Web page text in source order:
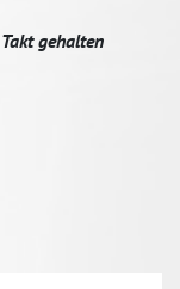
gehalten